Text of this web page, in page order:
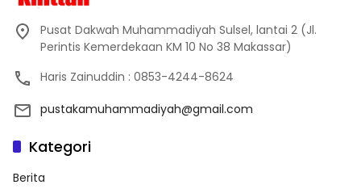
Pusat Dakwah Muhammadiyah Sulsel, lantai 2 (Jl.
Perintis Kemerdekaan KM 10 No 38 Makassar)
Haris Zainuddin : 0853-4244-8624
pustakamuhammadiyah@gmail.com
Kategori
Berita